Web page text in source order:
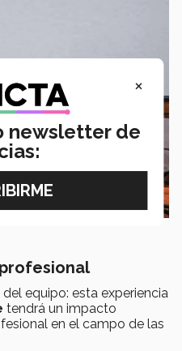
equipo: esta experiencia
tendrá un impacto
en el campo de las
×
newsletter de